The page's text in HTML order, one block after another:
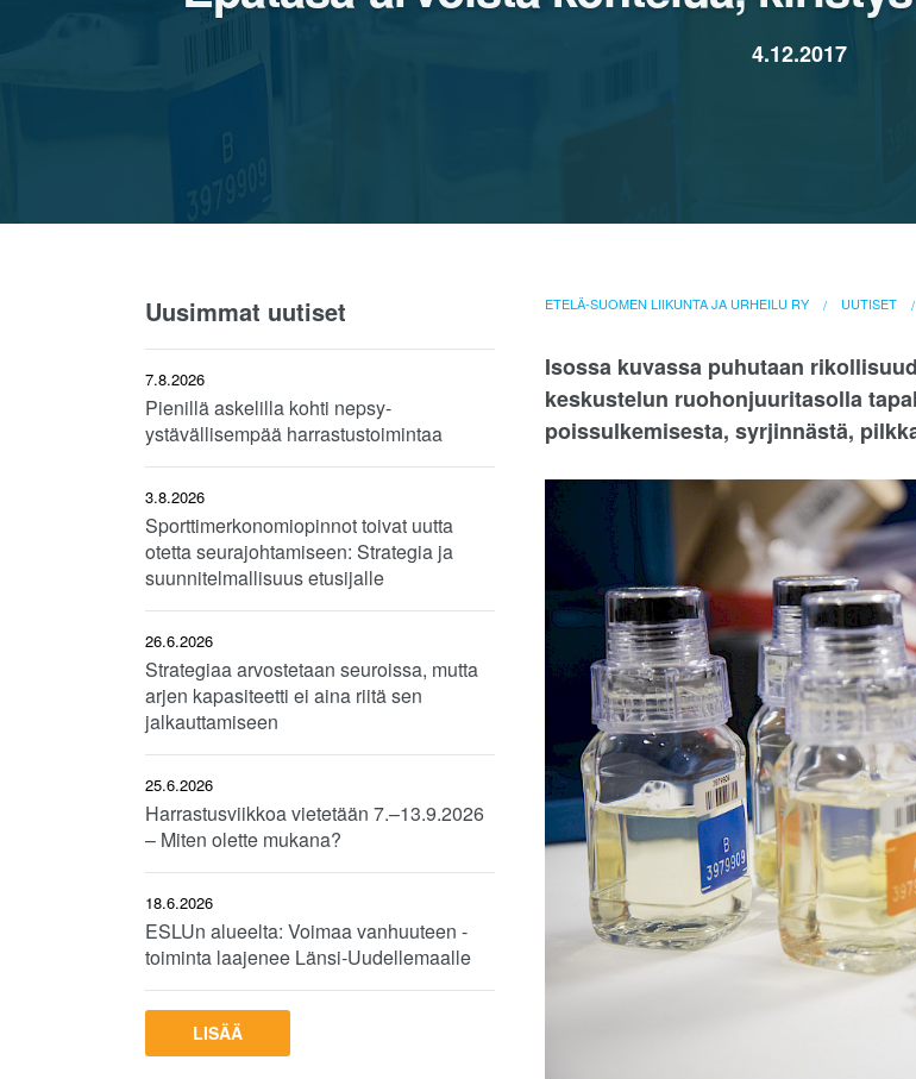
4.12.2017
ETELÄ-SUOMEN LIIKUNTA JA URHEILU RY UUTISET
Isossa kuvassa puhutaan
keskustelun ruohonjuuritasolla
poissulkemisesta, syrjinnästä,
Uusimmat uutiset
7.8.2026
Pienillä askelilla kohti nepsy-
ystävällisempää harrastustoimintaa
3.8.2026
Sporttimerkonomiopinnot toivat uutta
otetta seurajohtamiseen: Strategia ja
suunnitelmallisuus etusijalle
26.6.2026
Strategiaa arvostetaan seuroissa, mutta
arjen kapasiteetti ei aina riitä sen
jalkauttamiseen
25.6.2026
Harrastusviikkoa vietetään 7.–13.9.2026
– Miten olette mukana?
18.6.2026
ESLUn alueelta: Voimaa vanhuuteen -
toiminta laajenee Länsi-Uudellemaalle
LISÄÄ